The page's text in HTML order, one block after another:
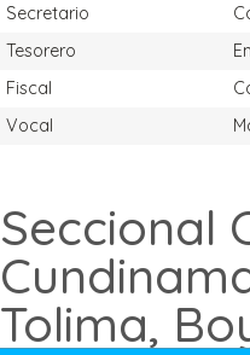
Secretario
Tesorero
Fiscal
Vocal
Seccional
Tolima,